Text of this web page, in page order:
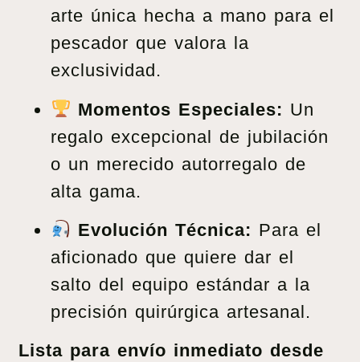
arte única hecha a mano para el
pescador que valora la
exclusividad.
Momentos Especiales: Un
regalo excepcional de jubilación
o un merecido autorregalo de
alta gama.
Evolución Técnica: Para el
aficionado que quiere dar el
salto del equipo estándar a la
precisión quirúrgica artesanal.
Lista para envío inmediato desde